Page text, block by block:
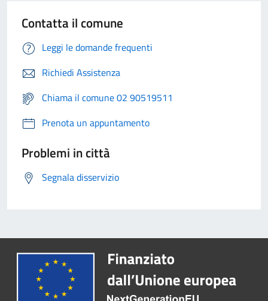
Contatta il comune
Leggi le domande frequenti
Richiedi Assistenza
Chiama il comune 02 90519511
Prenota un appuntamento
Problemi in città
Segnala disservizio